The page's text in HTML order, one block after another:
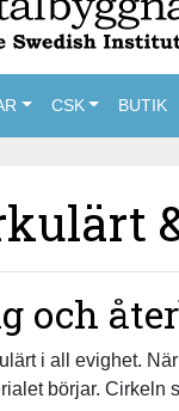
CSK BUTIK
och
i all evighet.
börjar. Cirkeln